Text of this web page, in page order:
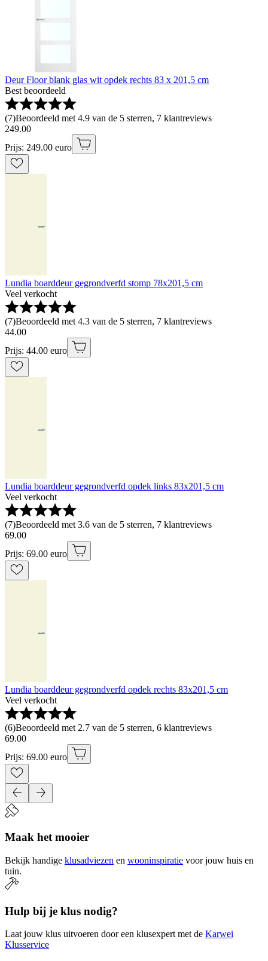
Deur Floor blank glas wit opdek rechts 83 x 201,5 cm
Best beoordeeld
(7)Beoordeeld met 4.9 van de 5 sterren, 7 klantreviews
249.00
Prijs: 249.00 euro
Lundia boarddeur gegrondverfd stomp 78x201,5 cm
Veel verkocht
(7)Beoordeeld met 4.3 van de 5 sterren, 7 klantreviews
44.00
Prijs: 44.00 euro
Lundia boarddeur gegrondverfd opdek links 83x201,5 cm
Veel verkocht
(7)Beoordeeld met 3.6 van de 5 sterren, 7 klantreviews
69.00
Prijs: 69.00 euro
Lundia boarddeur gegrondverfd opdek rechts 83x201,5 cm
Veel verkocht
(6)Beoordeeld met 2.7 van de 5 sterren, 6 klantreviews
69.00
Prijs: 69.00 euro
Maak het mooier
Bekijk handige klusadviezen en wooninspiratie voor jouw huis en
tuin.
Hulp bij je klus nodig?
Laat jouw klus uitvoeren door een klusexpert met de Karwei
Klusservice